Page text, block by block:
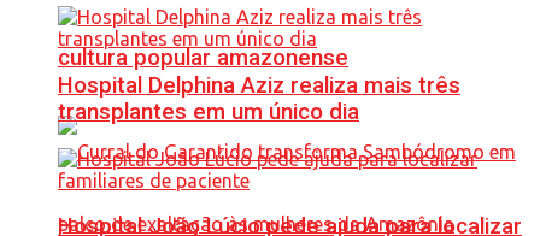
cultura popular amazonense
Hospital Delphina Aziz realiza mais três
transplantes em um único dia
Hospital João Lúcio pede ajuda para localizar